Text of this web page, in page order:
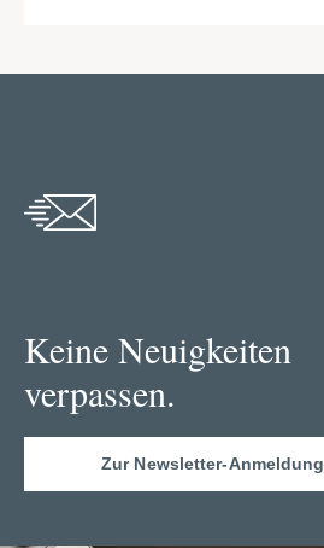
Keine Neuigkeiten
verpassen.
Zur Newsletter-Anmeldung